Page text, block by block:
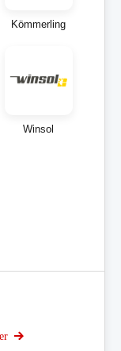
Kömmerling
Winsol